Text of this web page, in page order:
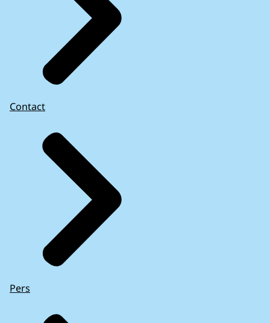
Contact
Pers